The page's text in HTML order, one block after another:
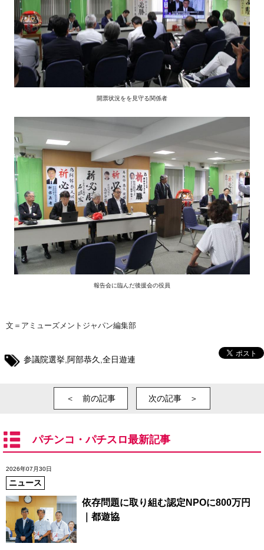
開票状況をを見守る関係者
報告会に臨んだ後援会の役員
文＝アミューズメントジャパン編集部
参議院選挙 阿部恭久 全日遊連
＜ 前の記事 次の記事 ＞
パチンコ・パチスロ最新記事
2026年07月30日
ニュース
依存問題に取り組む認定NPOに800万円
｜都遊協